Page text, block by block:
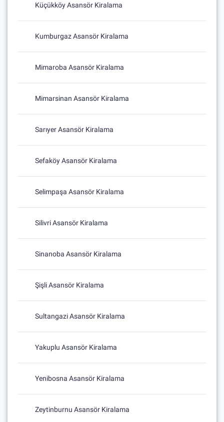
Küçükköy Asansör Kiralama
Kumburgaz Asansör Kiralama
Mimaroba Asansör Kiralama
Mimarsinan Asansör Kiralama
Sarıyer Asansör Kiralama
Sefaköy Asansör Kiralama
Selimpaşa Asansör Kiralama
Silivri Asansör Kiralama
Sinanoba Asansör Kiralama
Şişli Asansör Kiralama
Sultangazi Asansör Kiralama
Yakuplu Asansör Kiralama
Yenibosna Asansör Kiralama
Zeytinburnu Asansör Kiralama